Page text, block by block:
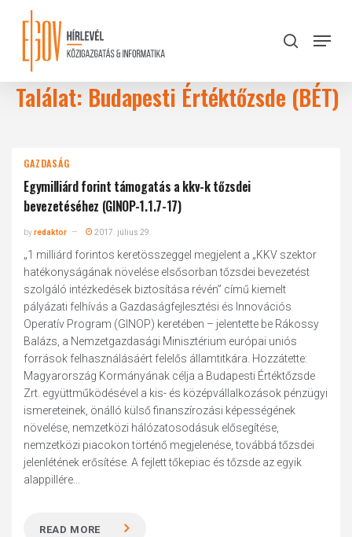
content
search
Menu
Találat: Budapesti Értéktőzsde (BÉT)
GAZDASÁG
Egymilliárd forint támogatás a kkv-k tőzsdei
bevezetéséhez (GINOP-1.1.7-17)
byredaktor 2017. július 29.
„1 milliárd forintos keretösszeggel megjelent a „KKV szektor
hatékonyságának növelése elsősorban tőzsdei bevezetést
szolgáló intézkedések biztosítása révén” című kiemelt
pályázati felhívás a Gazdaságfejlesztési és Innovációs
Operatív Program (GINOP) keretében – jelentette be Rákossy
Balázs, a Nemzetgazdasági Minisztérium európai uniós
források felhasználásáért felelős államtitkára. Hozzátette:
Magyarország Kormányának célja a Budapesti Értéktőzsde
Zrt. együttműködésével a kis- és középvállalkozások pénzügyi
ismereteinek, önálló külső finanszírozási képességének
növelése, nemzetközi hálózatosodásuk elősegítése,
nemzetközi piacokon történő megjelenése, továbbá tőzsdei
jelenlétének erősítése. A fejlett tőkepiac és tőzsde az egyik
alappillére...
READ MORE
Close